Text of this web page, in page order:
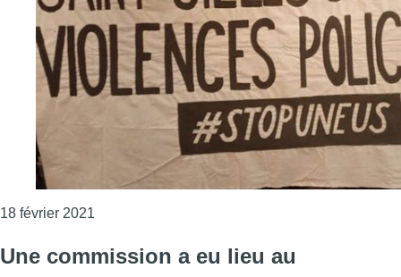
18 février 2021
Une commission a eu lieu au